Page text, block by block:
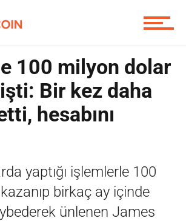
100 milyon dolar
Bir kez daha
hesabını
yaptığı işlemlerle 100
birkaç ay içinde
ünlenen James